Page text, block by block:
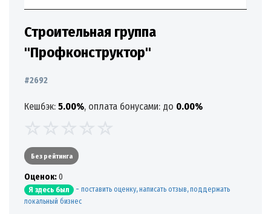
Строительная группа
"Профконструктор"
#2692
Кешбэк: 5.00%, оплата бонусами: до 0.00%
Без рейтинга
Oценок:0
Я здесь был - поставить оценку, написать отзыв, поддержать
локальный бизнес